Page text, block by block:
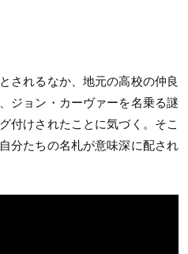
されるなか、地元の高校の仲良
ジョン・カーヴァーを名乗る謎
付けされたことに気づく。そこ
分たちの名札が意味深に配され